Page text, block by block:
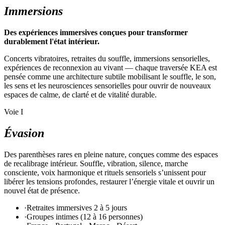
Immersions
Des expériences immersives conçues pour transformer
durablement l'état intérieur.
Concerts vibratoires, retraites du souffle, immersions sensorielles,
expériences de reconnexion au vivant — chaque traversée KEA est
pensée comme une architecture subtile mobilisant le souffle, le son,
les sens et les neurosciences sensorielles pour ouvrir de nouveaux
espaces de calme, de clarté et de vitalité durable.
Voie I
Évasion
Des parenthèses rares en pleine nature, conçues comme des espaces
de recalibrage intérieur. Souffle, vibration, silence, marche
consciente, voix harmonique et rituels sensoriels s’unissent pour
libérer les tensions profondes, restaurer l’énergie vitale et ouvrir un
nouvel état de présence.
·Retraites immersives 2 à 5 jours
·Groupes intimes (12 à 16 personnes)